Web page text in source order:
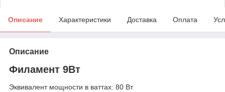
Описание Характеристики Доставка Оплата
Описание
Филамент 9Вт
Эквивалент мощности в ваттах: 80 Вт